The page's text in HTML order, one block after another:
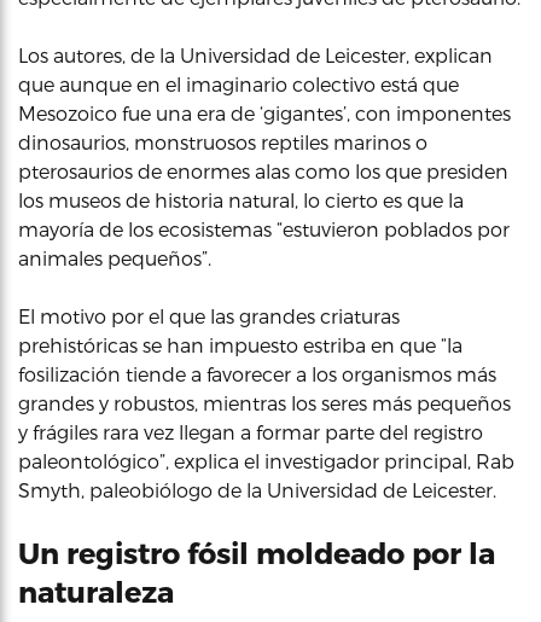
Los autores, de la Universidad de Leicester, explican
que aunque en el imaginario colectivo está que
Mesozoico fue una era de ‘gigantes’, con imponentes
dinosaurios, monstruosos reptiles marinos o
pterosaurios de enormes alas como los que presiden
los museos de historia natural, lo cierto es que la
mayoría de los ecosistemas “estuvieron poblados por
animales pequeños”.
El motivo por el que las grandes criaturas
prehistóricas se han impuesto estriba en que “la
fosilización tiende a favorecer a los organismos más
grandes y robustos, mientras los seres más pequeños
y frágiles rara vez llegan a formar parte del registro
paleontológico”, explica el investigador principal, Rab
Smyth, paleobiólogo de la Universidad de Leicester.
Un registro fósil moldeado por la
naturaleza